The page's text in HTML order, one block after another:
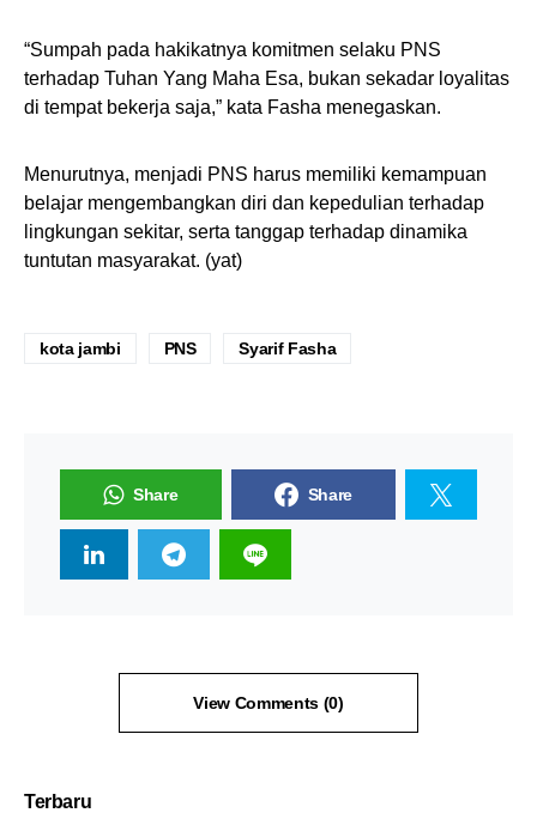
“Sumpah pada hakikatnya komitmen selaku PNS
terhadap Tuhan Yang Maha Esa, bukan sekadar loyalitas
di tempat bekerja saja,” kata Fasha menegaskan.
Menurutnya, menjadi PNS harus memiliki kemampuan
belajar mengembangkan diri dan kepedulian terhadap
lingkungan sekitar, serta tanggap terhadap dinamika
tuntutan masyarakat. (yat)
kota jambi PNS Syarif Fasha
Share Share
View Comments (0)
Terbaru